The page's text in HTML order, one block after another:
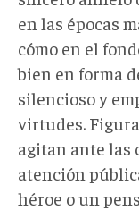
en las épocas
cómo en el
bien en forma
silencioso y
virtudes.
agitan ante las
atención
héroe o un